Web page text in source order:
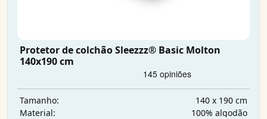
Protetor de colchão Sleezzz® Basic Molton
140x190 cm
Tamanho:
140 x 190 cm
Material:
100% algodão